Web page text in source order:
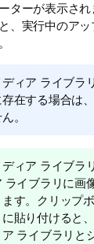
ターが表示さ
、実行中のア
ディア ライブラ
存在する場合は
。
ディア ライブラ
ライブラリに画
ます。クリップ
に貼り付けると
ア ライブラリと